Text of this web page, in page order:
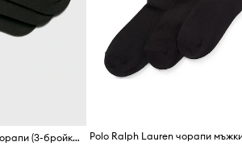
Polo Ralph Lauren - Чорапи (3-бройки)